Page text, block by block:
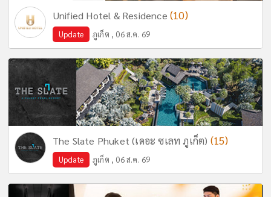
Unified Hotel & Residence (10)
Update ภูเก็ต , 06 ส.ค. 69
The Slate Phuket (เดอะ ซเลท ภูเก็ต) (15)
Update ภูเก็ต , 06 ส.ค. 69